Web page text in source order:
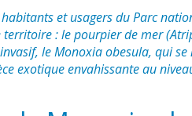
et usagers du Parc
: le pourpier de mer
le Monoxia obesula, qui
exotique envahissante au